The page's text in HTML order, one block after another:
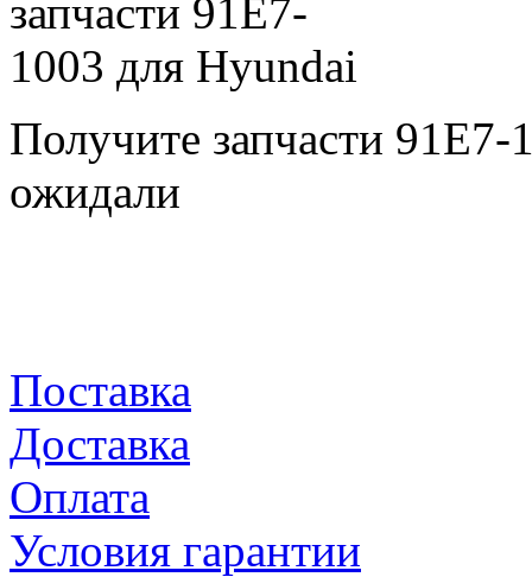
Получите запчасти
ожидали
Поставка
Доставка
Оплата
Условия гарантии